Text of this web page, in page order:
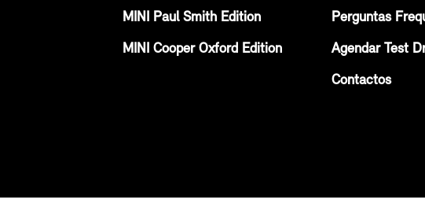
MINI Paul Smith Edition
MINI Cooper Oxford Edition
Perguntas
Agendar Test
Contactos